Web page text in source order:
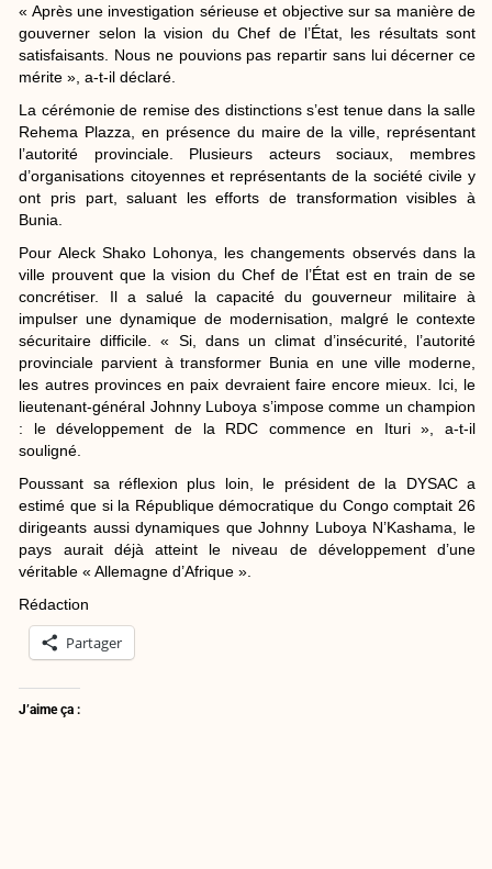
« Après une investigation sérieuse et objective sur sa manière de
gouverner selon la vision du Chef de l’État, les résultats sont
satisfaisants. Nous ne pouvions pas repartir sans lui décerner ce
mérite », a-t-il déclaré.
La cérémonie de remise des distinctions s’est tenue dans la salle
Rehema Plazza, en présence du maire de la ville, représentant
l’autorité provinciale. Plusieurs acteurs sociaux, membres
d’organisations citoyennes et représentants de la société civile y
ont pris part, saluant les efforts de transformation visibles à
Bunia.
Pour Aleck Shako Lohonya, les changements observés dans la
ville prouvent que la vision du Chef de l’État est en train de se
concrétiser. Il a salué la capacité du gouverneur militaire à
impulser une dynamique de modernisation, malgré le contexte
sécuritaire difficile. « Si, dans un climat d’insécurité, l’autorité
provinciale parvient à transformer Bunia en une ville moderne,
les autres provinces en paix devraient faire encore mieux. Ici, le
lieutenant-général Johnny Luboya s’impose comme un champion
: le développement de la RDC commence en Ituri », a-t-il
souligné.
Poussant sa réflexion plus loin, le président de la DYSAC a
estimé que si la République démocratique du Congo comptait 26
dirigeants aussi dynamiques que Johnny Luboya N’Kashama, le
pays aurait déjà atteint le niveau de développement d’une
véritable « Allemagne d’Afrique ».
Rédaction
Partager
J’aime ça :